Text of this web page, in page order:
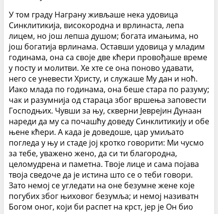
У том граду Награну живљаше нека удовица
Синклитикија, високородна и врлинаста, лепа
лицем, но још лепша душом; богата имањима, но
још богатија врлинама. Оставши удовица у младим
годинама, она са своје две кћери провођаше време
у посту и молитви. Хе хте се она поново удавати,
него се уневести Христу, и служаше Мy дан и ноћ.
Иако млада по годинама, она беше стара по разуму;
чак и разумнија од стараца због вршења заповести
Господњих. Чувши за њу, скверни Јеврејин Дунаан
нареди да му са почашћу доведу Синклитикију и обе
њене кћери. А када је доведоше, цар умиљато
погледа у њу и стаде јој кротко говорити: Ми чусмо
за тебе, уважено жено, да си ти благородна,
целомудрена и паметна. Твоје лице и сама појава
твоја сведоче да је истина што се о теби говори.
Зато немој се угледати на оне безумне жене које
погубих због њиховог безумља; и немој називатн
Богом оног, који би распет на крст, јер је Он био